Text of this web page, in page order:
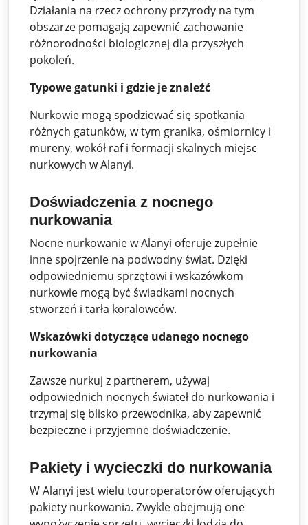
Działania na rzecz ochrony przyrody na tym
obszarze pomagają zapewnić zachowanie
różnorodności biologicznej dla przyszłych
pokoleń.
Typowe gatunki i gdzie je znaleźć
Nurkowie mogą spodziewać się spotkania
różnych gatunków, w tym granika, ośmiornicy i
mureny, wokół raf i formacji skalnych miejsc
nurkowych w Alanyi.
Doświadczenia z nocnego
nurkowania
Nocne nurkowanie w Alanyi oferuje zupełnie
inne spojrzenie na podwodny świat. Dzięki
odpowiedniemu sprzętowi i wskazówkom
nurkowie mogą być świadkami nocnych
stworzeń i tarła koralowców.
Wskazówki dotyczące udanego nocnego
nurkowania
Zawsze nurkuj z partnerem, używaj
odpowiednich nocnych świateł do nurkowania i
trzymaj się blisko przewodnika, aby zapewnić
bezpieczne i przyjemne doświadczenie.
Pakiety i wycieczki do nurkowania
W Alanyi jest wielu touroperatorów oferujących
pakiety nurkowania. Zwykle obejmują one